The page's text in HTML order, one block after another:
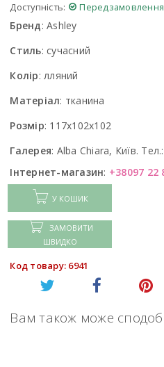
Доступність: Передзамовлення
Бренд:Ashley
Стиль: сучасний
Колір:лляний
Матеріал: тканина
Розмір: 117x102x102
Галерея: Alba Chiara, Київ. Тел.:
Інтернет-магазин: +38097 22
У КОШИК
ЗАМОВИТИ
ШВИДКО
Код товару: 6941
Вам також може